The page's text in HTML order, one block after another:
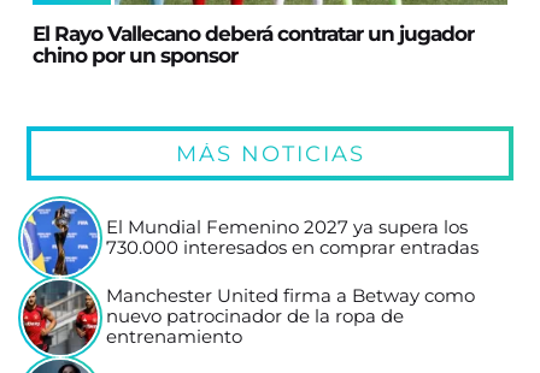
El Rayo Vallecano deberá contratar un jugador
chino por un sponsor
MÁS NOTICIAS
El Mundial Femenino 2027 ya supera los
730.000 interesados en comprar entradas
Manchester United firma a Betway como
nuevo patrocinador de la ropa de
entrenamiento